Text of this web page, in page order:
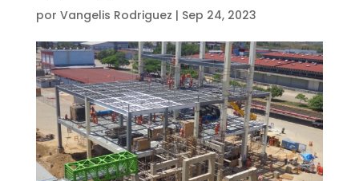
por Vangelis Rodriguez | Sep 24, 2023